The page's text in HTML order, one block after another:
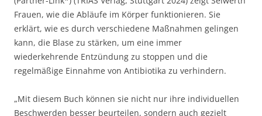
Frauen, wie die Abläufe im Körper funktionieren. Sie
erklärt, wie es durch verschiedene Maßnahmen gelingen
kann, die Blase zu stärken, um eine immer
wiederkehrende Entzündung zu stoppen und die
regelmäßige Einnahme von Antibiotika zu verhindern.
„Mit diesem Buch können sie nicht nur ihre individuellen
Beschwerden besser beurteilen, sondern auch gezielt